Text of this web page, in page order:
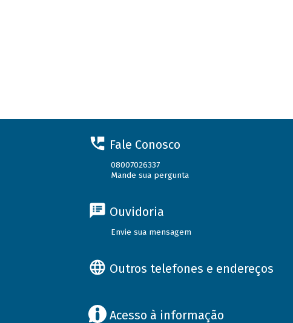
Fale Conosco
08007026337
Mande sua pergunta
Ouvidoria
Envie sua mensagem
Outros telefones e endereços
Acesso à informação